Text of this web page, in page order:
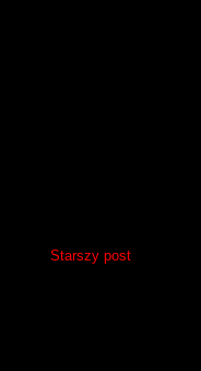
Starszy post